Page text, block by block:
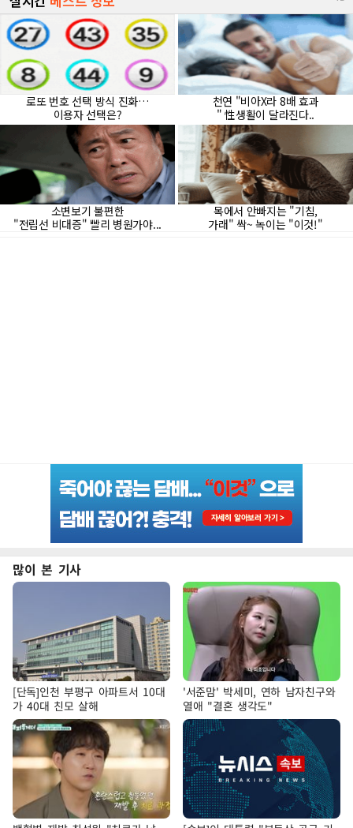
많이 본 기사
[단독]인천 부평구 아파트서 10대
가 40대 친모 살해
'서준맘' 박세미, 연하 남자친구와
열애 "결혼 생각도"